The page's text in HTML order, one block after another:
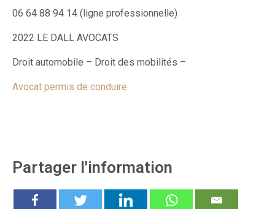
06 64 88 94 14 (ligne professionnelle)
2022 LE DALL AVOCATS
Droit automobile – Droit des mobilités –
Avocat permis de conduire
Partager l'information